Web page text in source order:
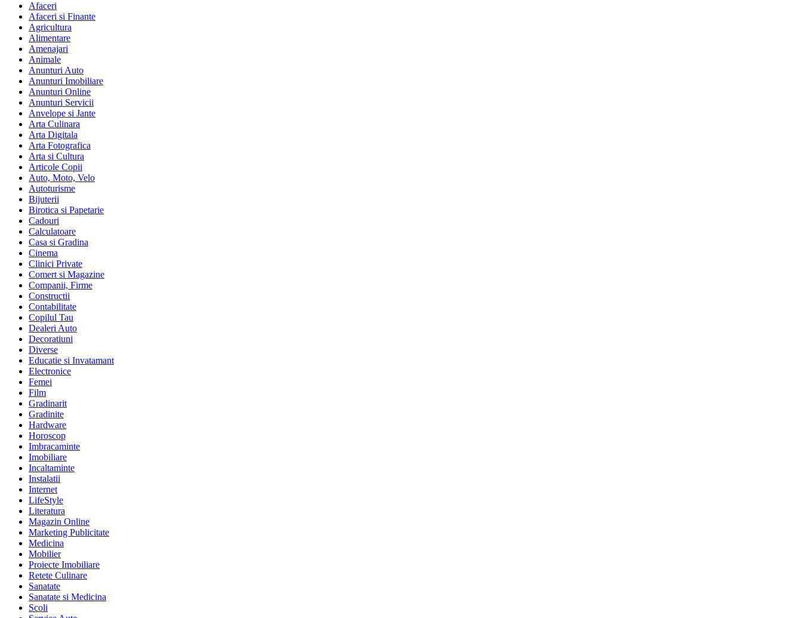
Afaceri
Afaceri si Finante
Agricultura
Alimentare
Amenajari
Animale
Anunturi Auto
Anunturi Imobiliare
Anunturi Online
Anunturi Servicii
Anvelope si Jante
Arta Culinara
Arta Digitala
Arta Fotografica
Arta si Cultura
Articole Copii
Auto, Moto, Velo
Autoturisme
Bijuterii
Birotica si Papetarie
Cadouri
Calculatoare
Casa si Gradina
Cinema
Clinici Private
Comert si Magazine
Companii, Firme
Constructii
Contabilitate
Copilul Tau
Dealeri Auto
Decoratiuni
Diverse
Educatie si Invatamant
Electronice
Femei
Film
Gradinarit
Gradinite
Hardware
Horoscop
Imbracaminte
Imobiliare
Incaltaminte
Instalatii
Internet
LifeStyle
Literatura
Magazin Online
Marketing Publicitate
Medicina
Mobilier
Proiecte Imobiliare
Retete Culinare
Sanatate
Sanatate si Medicina
Scoli